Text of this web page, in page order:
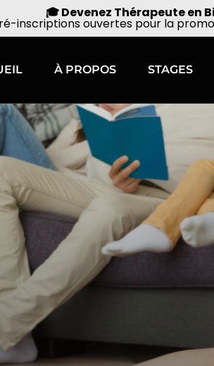
🎓 Devenez Thérapeute en
inscriptions ouvertes pour la
À PROPOS STAGES